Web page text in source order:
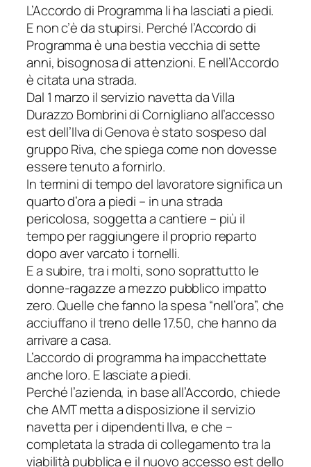
L’Accordo di Programma li ha lasciati a piedi.
E non c’è da stupirsi. Perché l’Accordo di
Programma è una bestia vecchia di sette
anni, bisognosa di attenzioni. E nell’Accordo
è citata una strada.
Dal 1 marzo il servizio navetta da Villa
Durazzo Bombrini di Cornigliano all’accesso
est dell’Ilva di Genova è stato sospeso dal
gruppo Riva, che spiega come non dovesse
essere tenuto a fornirlo.
In termini di tempo del lavoratore significa un
quarto d’ora a piedi – in una strada
pericolosa, soggetta a cantiere – più il
tempo per raggiungere il proprio reparto
dopo aver varcato i tornelli.
E a subire, tra i molti, sono soprattutto le
donne-ragazze a mezzo pubblico impatto
zero. Quelle che fanno la spesa “nell’ora”, che
acciuffano il treno delle 17.50, che hanno da
arrivare a casa.
L’accordo di programma ha impacchettate
anche loro. E lasciate a piedi.
Perché l’azienda, in base all’Accordo, chiede
che AMT metta a disposizione il servizio
navetta per i dipendenti Ilva, e che –
completata la strada di collegamento tra la
viabilità pubblica e il nuovo accesso est dello